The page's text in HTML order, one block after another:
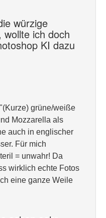
würzige
wollte ich doch
KI dazu
grüne/weiße
Mozzarella als
auch in englischer
Für mich
= unwahr! Da
wirklich echte Fotos
eine ganze Weile